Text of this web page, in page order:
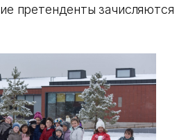
претенденты зачисляются